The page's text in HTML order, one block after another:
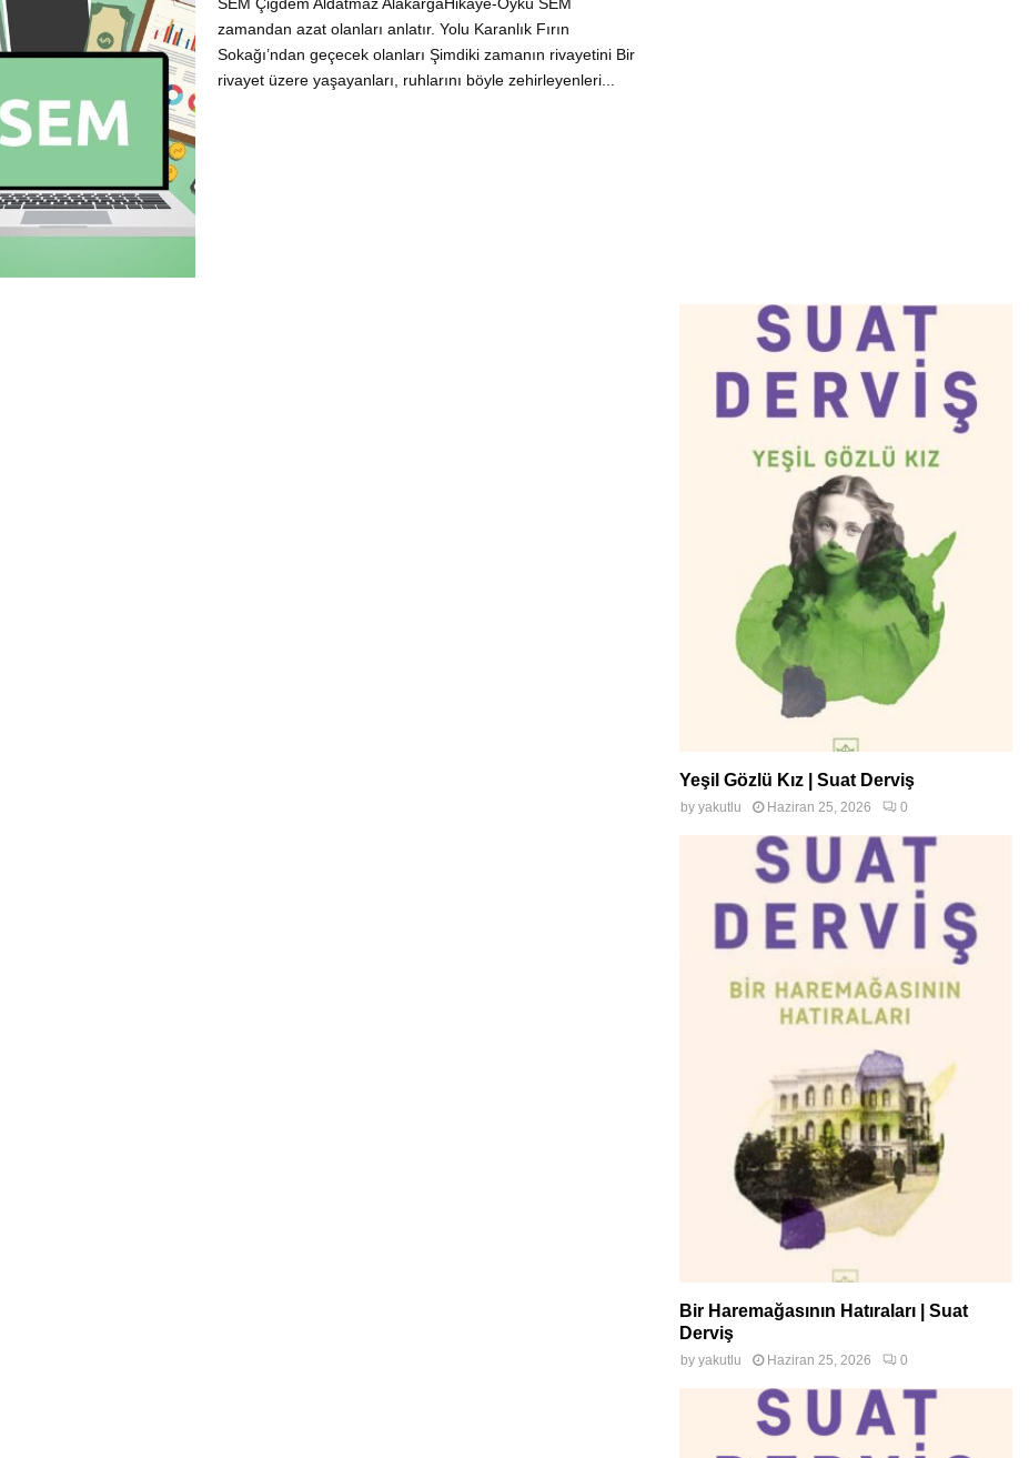
zamandan azat olanları anlatır. Yolu Karanlık Fırın
Sokağı’ndan geçecek olanları Şimdiki zamanın rivayetini Bir
rivayet üzere yaşayanları, ruhlarını böyle zehirleyenleri...
Yeşil Gözlü Kız | Suat Derviş
by yakutlu Haziran 25, 2026 0
Bir Haremağasının Hatıraları | Suat
Derviş
by yakutlu Haziran 25, 2026 0